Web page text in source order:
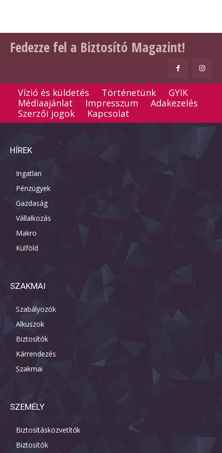
Fedezze fel a Biztosító Magazint!
Vízió és küldetés Történetünk
GYIK
Médiaajánlat
Impresszum
Adakezelés
Szerzői jogok
Kapcsolat
HÍREK
Ingatlan
Pénzügyek
Gazdaság
Vállalkozás
Makro
Külföld
SZAKMAI
Szabályozók
Alkuszok
Biztosítók
Kárrendezés
Szakmai
SZEMÉLY
Biztosításközvetítők
Biztosítók